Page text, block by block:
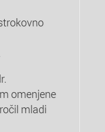
omenjene
mladi